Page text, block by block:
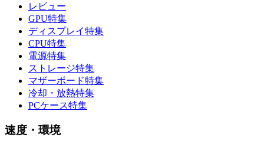
レビュー
GPU特集
ディスプレイ特集
CPU特集
電源特集
ストレージ特集
マザーボード特集
冷却・放熱特集
PCケース特集
速度・環境